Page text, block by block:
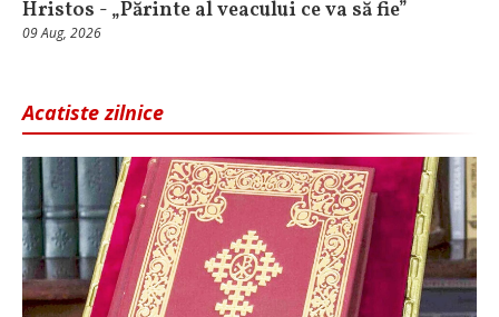
Hristos - „Părinte al veacului ce va să fie”
09 Aug, 2026
Acatiste zilnice